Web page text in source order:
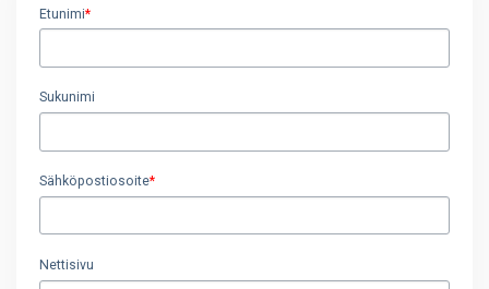
Etunimi*
Sukunimi
Sähköpostiosoite*
Nettisivu